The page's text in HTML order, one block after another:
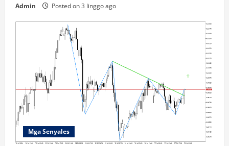
Admin Posted on 3 linggo ago
Mga Senyales